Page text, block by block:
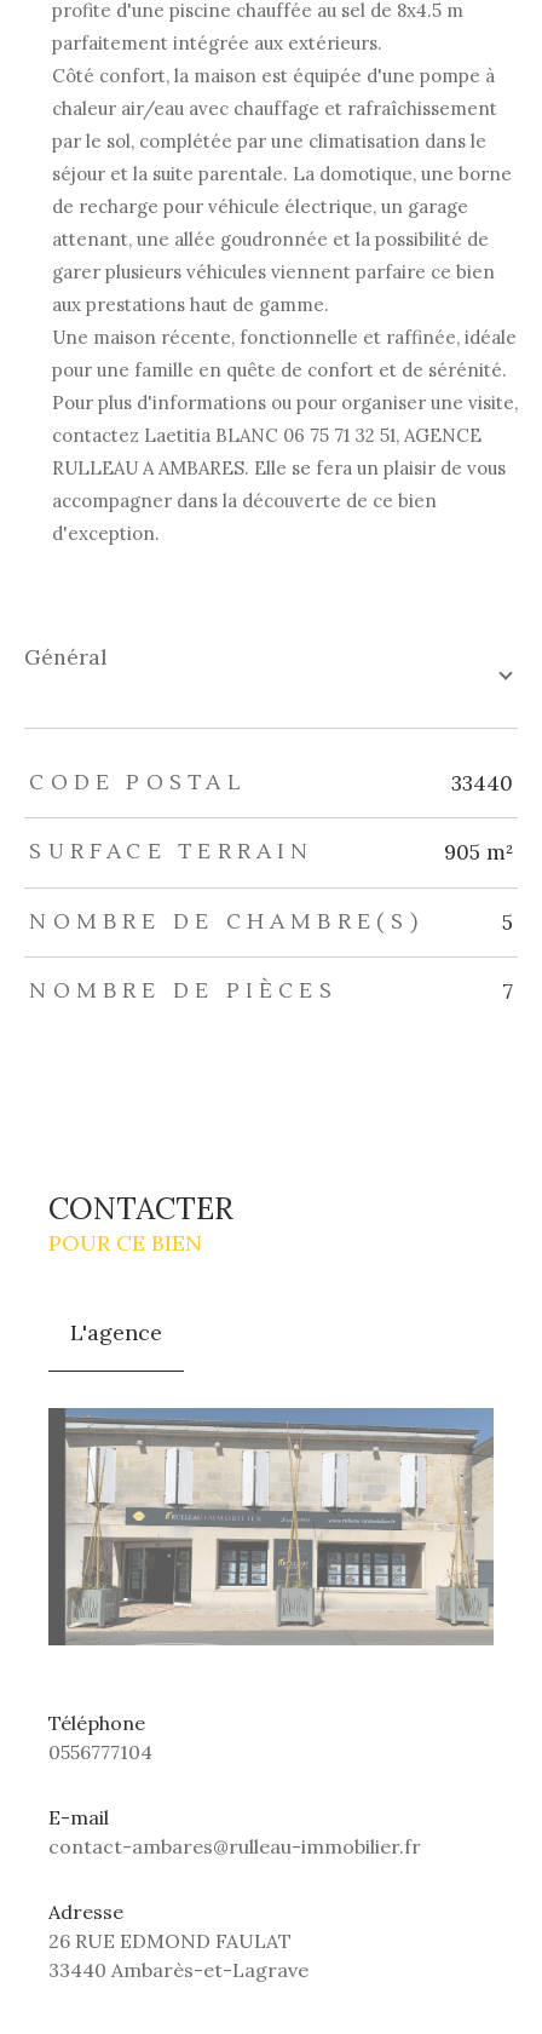
profite d'une piscine chauffée au sel de 8x4.5 m
parfaitement intégrée aux extérieurs.
Côté confort, la maison est équipée d'une pompe à
chaleur air/eau avec chauffage et rafraîchissement
par le sol, complétée par une climatisation dans le
séjour et la suite parentale. La domotique, une borne
de recharge pour véhicule électrique, un garage
attenant, une allée goudronnée et la possibilité de
garer plusieurs véhicules viennent parfaire ce bien
aux prestations haut de gamme.
Une maison récente, fonctionnelle et raffinée, idéale
pour une famille en quête de confort et de sérénité.
Pour plus d'informations ou pour organiser une visite,
contactez Laetitia BLANC 06 75 71 32 51, AGENCE
RULLEAU A AMBARES. Elle se fera un plaisir de vous
accompagner dans la découverte de ce bien
d'exception.
général
TRAD_ZEPHYR_Caracteristique TRAD_ZEPHYR_Valeurs
CODE POSTAL 33440
SURFACE TERRAIN 905 m²
NOMBRE DE CHAMBRE(S) 5
NOMBRE DE PIÈCES 7
CONTACTER
POUR CE BIEN
L'agence
Téléphone
0556777104
E-mail
contact-ambares@rulleau-immobilier.fr
Adresse
26 RUE EDMOND FAULAT
33440 Ambarès-et-Lagrave